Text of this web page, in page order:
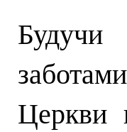
Церкви